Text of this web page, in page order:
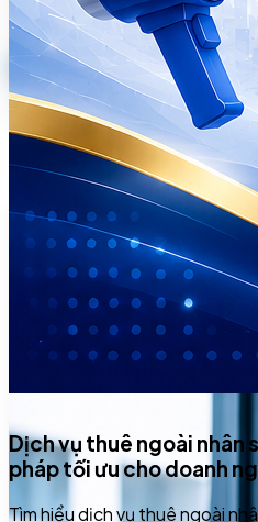
21 tháng 7, 2026·
5 phút
Đọc bản tin
JOBLINKS
Dịch vụ EOR
danh KETNOIVIEC
Hiển thị9bản tin
Dịch vụ thuê ngoài nhân
pháp tối ưu cho doanh
Tìm hiểu dịch vụ thuê ngoài